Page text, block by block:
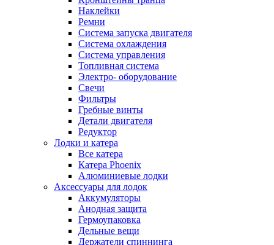
Наклейки
Ремни
Система запуска двигателя
Система охлаждения
Система управления
Топливная система
Электро- оборудование
Свечи
Фильтры
Гребные винты
Детали двигателя
Редуктор
Лодки и катера
Все катера
Катера Phoenix
Алюминиевые лодки
Аксессуары для лодок
Аккумуляторы
Анодная защита
Гермоупаковка
Дельные вещи
Держатели спиннинга